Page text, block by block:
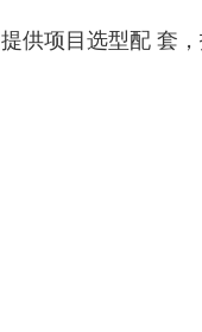
供项目选型配 套